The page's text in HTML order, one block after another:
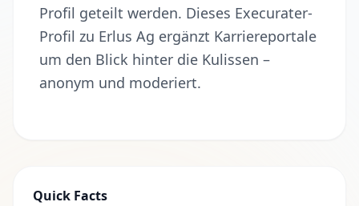
Profil geteilt werden. Dieses Execurater-
Profil zu Erlus Ag ergänzt Karriereportale
um den Blick hinter die Kulissen –
anonym und moderiert.
Quick Facts